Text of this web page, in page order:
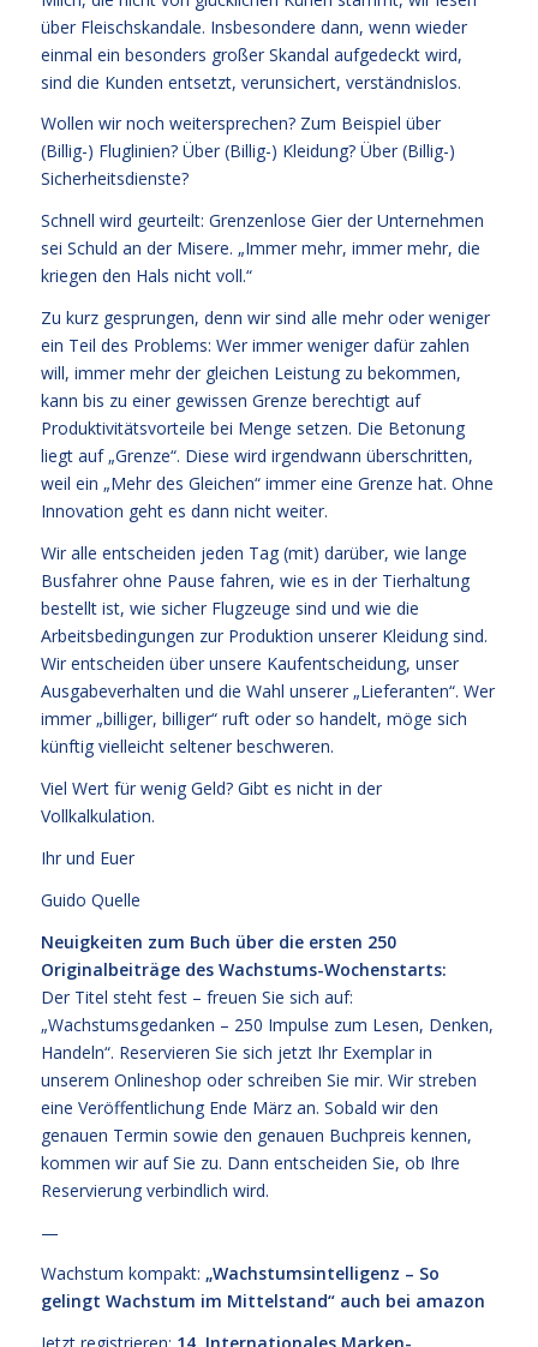
über Fleischskandale. Insbesondere dann, wenn wieder
einmal ein besonders großer Skandal aufgedeckt wird,
sind die Kunden entsetzt, verunsichert, verständnislos.
Wollen wir noch weitersprechen? Zum Beispiel über
(Billig-) Fluglinien? Über (Billig-) Kleidung? Über (Billig-)
Sicherheitsdienste?
Schnell wird geurteilt: Grenzenlose Gier der Unternehmen
sei Schuld an der Misere. „Immer mehr, immer mehr, die
kriegen den Hals nicht voll.“
Zu kurz gesprungen, denn wir sind alle mehr oder weniger
ein Teil des Problems: Wer immer weniger dafür zahlen
will, immer mehr der gleichen Leistung zu bekommen,
kann bis zu einer gewissen Grenze berechtigt auf
Produktivitätsvorteile bei Menge setzen. Die Betonung
liegt auf „Grenze“. Diese wird irgendwann überschritten,
weil ein „Mehr des Gleichen“ immer eine Grenze hat. Ohne
Innovation geht es dann nicht weiter.
Wir alle entscheiden jeden Tag (mit) darüber, wie lange
Busfahrer ohne Pause fahren, wie es in der Tierhaltung
bestellt ist, wie sicher Flugzeuge sind und wie die
Arbeitsbedingungen zur Produktion unserer Kleidung sind.
Wir entscheiden über unsere Kaufentscheidung, unser
Ausgabeverhalten und die Wahl unserer „Lieferanten“. Wer
immer „billiger, billiger“ ruft oder so handelt, möge sich
künftig vielleicht seltener beschweren.
Viel Wert für wenig Geld? Gibt es nicht in der
Vollkalkulation.
Ihr und Euer
Guido Quelle
Neuigkeiten zum Buch über die ersten 250
Originalbeiträge des Wachstums-Wochenstarts:
Der Titel steht fest – freuen Sie sich auf:
„Wachstumsgedanken – 250 Impulse zum Lesen, Denken,
Handeln“. Reservieren Sie sich jetzt Ihr Exemplar in
unserem Onlineshop oder schreiben Sie mir. Wir streben
eine Veröffentlichung Ende März an. Sobald wir den
genauen Termin sowie den genauen Buchpreis kennen,
kommen wir auf Sie zu. Dann entscheiden Sie, ob Ihre
Reservierung verbindlich wird.
—
Wachstum kompakt: „Wachstumsintelligenz – So
gelingt Wachstum im Mittelstand“ auch bei amazon